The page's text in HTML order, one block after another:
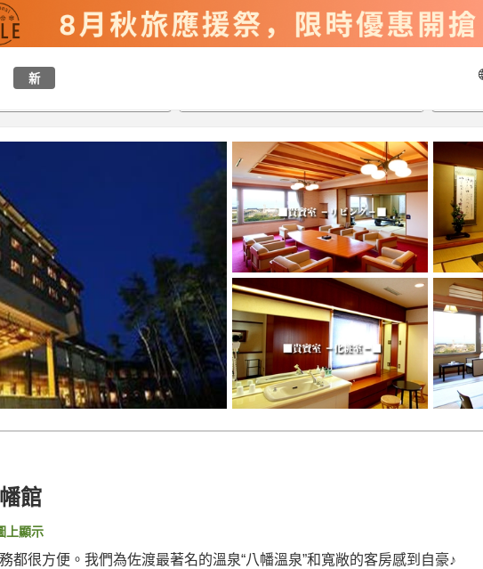
新
館
上顯示
都很方便。我們為佐渡最著名的溫泉“八幡溫泉”和寬敞的客房感到自豪♪